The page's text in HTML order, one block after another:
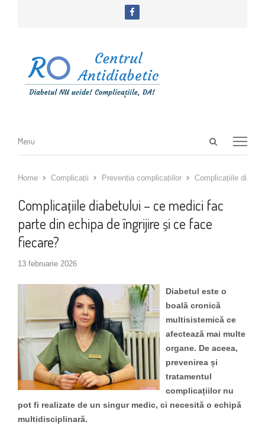
Open
Menu
Menu
Home Complicații Prevenția complicațiilor Complicațiile
Complicațiile diabetului – ce medici fac
parte din echipa de îngrijire și ce face
fiecare?
13 februarie 2026
Diabetul este o
boală cronică
multisistemică ce
afectează mai multe
organe. De aceea,
prevenirea și
tratamentul
complicațiilor nu
pot fi realizate de un singur medic, ci necesită o echipă
multidisciplinară.